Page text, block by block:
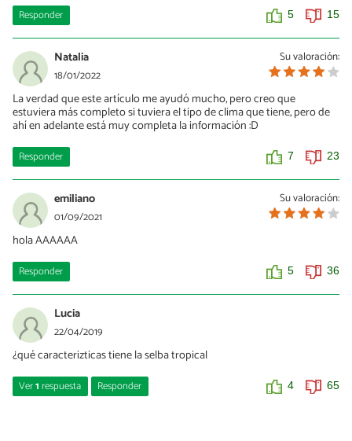
Responder 5 15
Su valoración:
Natalia
18/01/2022
La verdad que este artículo me ayudó mucho, pero creo que
estuviera más completo si tuviera el tipo de clima que tiene, pero de
ahí en adelante está muy completa la información :D
Responder 7 23
Su valoración:
emiliano
01/09/2021
hola AAAAAA
Responder 5 36
Lucia
22/04/2019
¿qué caracterizticas tiene la selba tropical
Ver1respuesta Responder 4 65